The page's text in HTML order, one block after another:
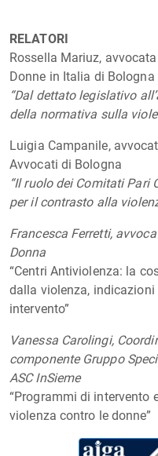
RELATORI
Rossella Mariuz,
Donne in Italia di Bologna
“Dal dettato legislativo
della normativa sulla
Luigia Campanile,
Avvocati di Bologna
“Il ruolo dei Comitati Pari
per il contrasto alla
Francesca Ferretti,
Donna
“Centri Antiviolenza: la
dalla violenza, indicazioni
intervento”
Vanessa Carolingi,
componente Gruppo
ASC InSieme
“Programmi di intervento
violenza contro le donne”